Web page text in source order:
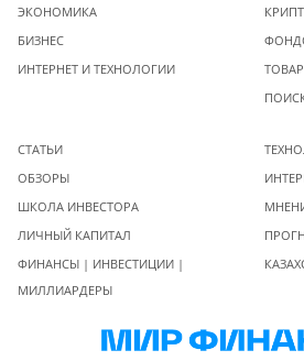
ЭКОНОМИКА
БИЗНЕС
ИНТЕРНЕТ И ТЕХНОЛОГИИ
СТАТЬИ
ОБЗОРЫ
ШКОЛА ИНВЕСТОРА
ЛИЧНЫЙ КАПИТАЛ
ФИНАНСЫ | ИНВЕСТИЦИИ |
МИЛЛИАРДЕРЫ